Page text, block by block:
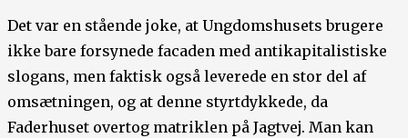
Det var en stående joke, at Ungdomshusets brugere
ikke bare forsynede facaden med antikapitalistiske
slogans, men faktisk også leverede en stor del af
omsætningen, og at denne styrtdykkede, da
Faderhuset overtog matriklen på Jagtvej. Man kan